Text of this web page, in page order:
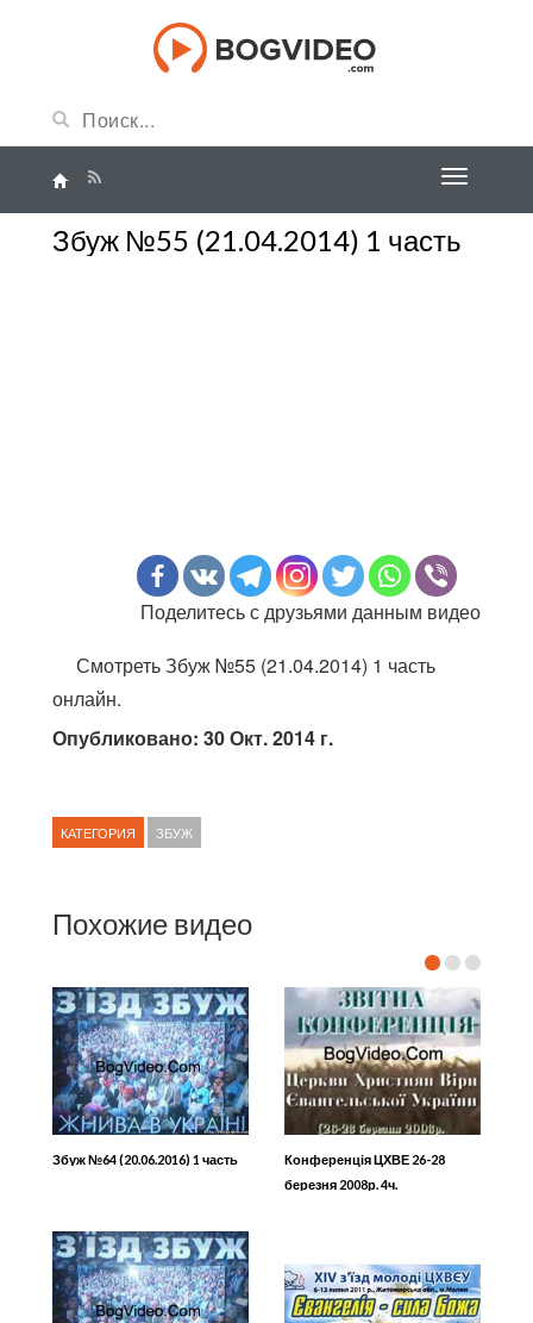
Збуж №55 (21.04.2014) 1 часть
Поделитесь с друзьями данным видео
Смотреть Збуж №55 (21.04.2014) 1 часть
онлайн.
Опубликовано: 30 Окт. 2014 г.
КАТЕГОРИЯ ЗБУЖ
Похожие видео
Збуж №64 (20.06.2016) 1 часть
Конференція ЦХВЕ 26-28
березня 2008р. 4ч.